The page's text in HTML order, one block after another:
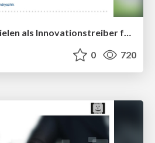
Entwicklungen in Spielen als Innovationstreiber für Usability
0 720